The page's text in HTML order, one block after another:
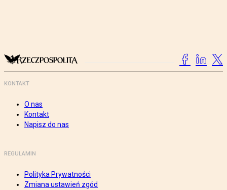
KONTAKT
O nas
Kontakt
Napisz do nas
REGULAMIN
Polityka Prywatności
Zmiana ustawień zgód